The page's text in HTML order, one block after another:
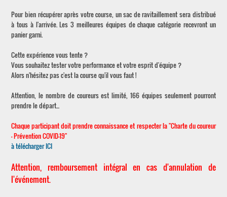
Pour bien récupérer après votre course, un sac de ravitaillement sera distribué
à tous à l'arrivée. Les 3 meilleures équipes de chaque catégorie recevront un
panier garni.
Cette expérience vous tente ?
Vous souhaitez tester votre performance et votre esprit d'équipe ?
Alors n'hésitez pas c'est la course qu'il vous faut !
Attention, le nombre de coureurs est limité, 166 équipes seulement pourront
prendre le départ...
Chaque participant doit prendre connaissance et respecter la "Charte du coureur
- Prévention COVID-19"
à télécharger ICI
Attention, remboursement intégral en cas d'annulation de
l'événement.